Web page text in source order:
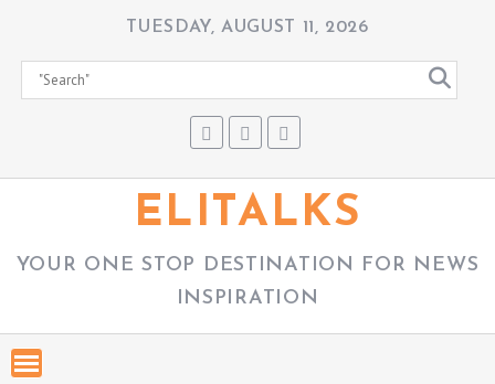
TUESDAY, AUGUST 11, 2026
ELITALKS
YOUR ONE STOP DESTINATION FOR NEWS
INSPIRATION